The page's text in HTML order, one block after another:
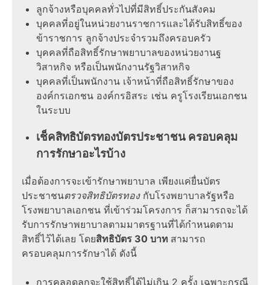
ลูกจ้างหรือบุคคลทั่วไปที่มีสิทธิ์ประกันสังคม
บุคคลที่อยู่ในหน่วยงานราชการและได้รับสิทธิ์ของ
ข้าราชการ ลูกจ้างประจำรวมถึงครอบครัว
บุคคลที่ถือสิทธิ์รักษาพยาบาลของหน่วยงานฐ
วิสาหกิจ หรือเป็นพนักงานรัฐวิสาหกิจ
บุคคลที่เป็นพนักงาน เจ้าหน้าที่ถือสิทธิ์รักษาของ
องค์กรเอกชน องค์กรอิสระ เช่น ครูโรงเรียนเอกชน
ในระบบ
เช็คสิทธิบัตรทองบัตรประชาชน ครอบคลุม
การรักษาอะไรบ้าง
เมื่อต้องการจะเข้ารักษาพยาบาล เพียงแค่ยื่นบัตร
ประชาชนตรวจสิทธิบัตรทองกับโรงพยาบาลรัฐหรือ
โรงพยาบาลเอกชน ที่เข้าร่วมโครงการ ก็สามารถจะได้
รับการรักษาพยาบาลตามมาตรฐานที่ได้กำหนดตาม
สิทธิ์ไว้ได้เลย โดยสิทธิบัตร 30 บาท สามารถ
ครอบคลุมการรักษาได้ ดังนี้
การคลอดลูกจะใช้สิทธิ์ได้ไม่เกิน 2 ครั้ง เฉพาะกรณี